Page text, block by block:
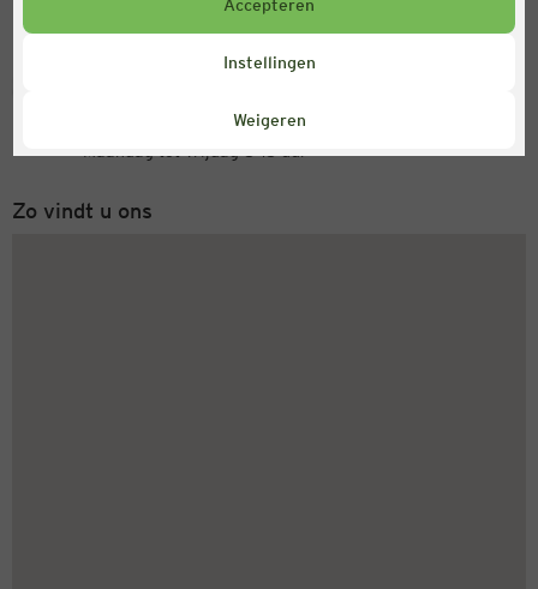
Accepteren
Instellingen
Weigeren
Openingstijden vandaag:
+31 (0) 543 20 50 15
Zo vindt u ons